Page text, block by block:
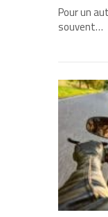
Pour un
souvent…